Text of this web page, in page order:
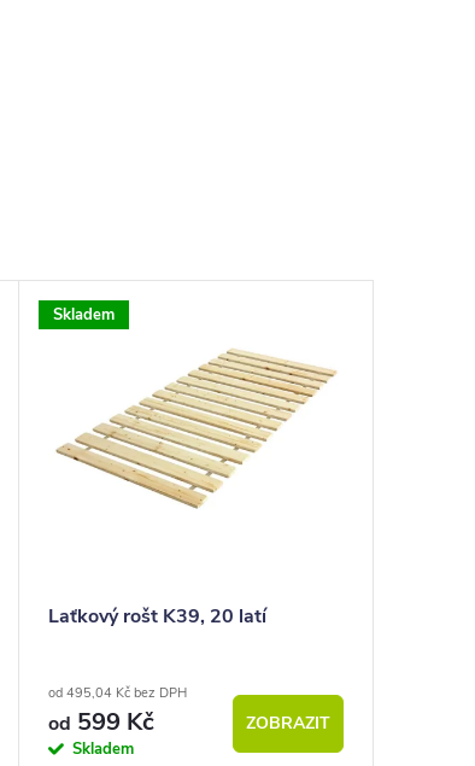
Skladem
Laťkový rošt K39, 20 latí
od 495,04 Kč bez DPH
od 599 Kč
Skladem
ZOBRAZIT